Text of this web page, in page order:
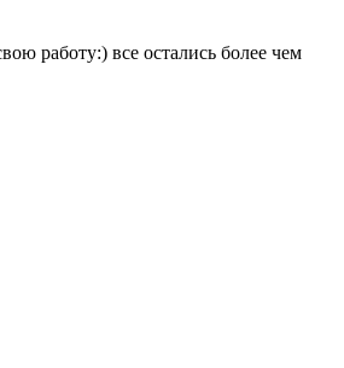
работу:) все остались более чем